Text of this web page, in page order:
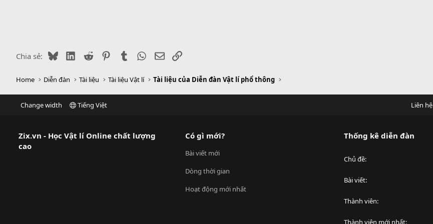
Chia sẻ: BlueskyLinkedIn
Reddit PinterestTumblr WhatsApp
EmailLink
Home Diễn đàn Tài liệu Tài liệu Vật lí Tài liệu của Diễn đàn Vật lí phổ thông
Change width Tiếng Việt Liên hệ
Zix.vn - Học Vật lí Online chất lượng
cao
Có gì mới?
Bài viết mới
Dòng thời gian
Hoạt động mới nhất
Thống kê diễn đàn
Chủ đề
Bài viết
Thành viên
Thành viên mới nhất